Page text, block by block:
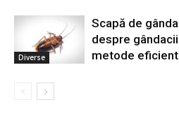
Diverse
Scapă de
despre
metode